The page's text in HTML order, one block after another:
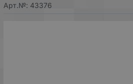
Арт.№: 43376